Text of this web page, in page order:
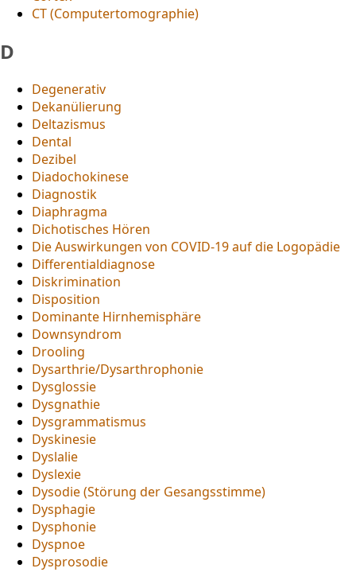
CT (Computertomographie)
D
Degenerativ
Dekanülierung
Deltazismus
Dental
Dezibel
Diadochokinese
Diagnostik
Diaphragma
Dichotisches Hören
Die Auswirkungen von COVID-19 auf die Logopädie
Differentialdiagnose
Diskrimination
Disposition
Dominante Hirnhemisphäre
Downsyndrom
Drooling
Dysarthrie/Dysarthrophonie
Dysglossie
Dysgnathie
Dysgrammatismus
Dyskinesie
Dyslalie
Dyslexie
Dysodie (Störung der Gesangsstimme)
Dysphagie
Dysphonie
Dyspnoe
Dysprosodie